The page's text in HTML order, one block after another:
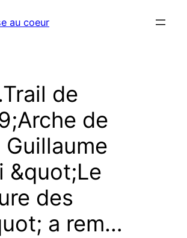
au coeur
de
de
&quot;Le
des
a rem…